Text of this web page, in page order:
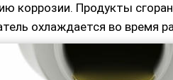
коррозии. Продукты
охлаждается во время